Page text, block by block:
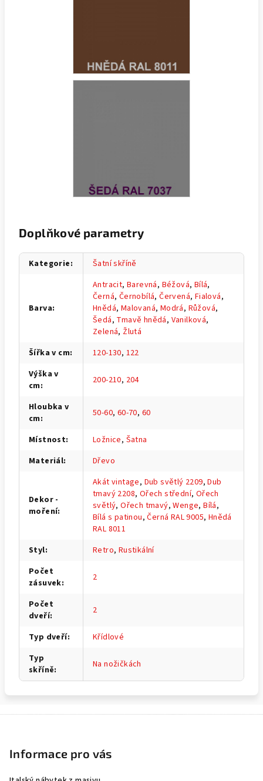
Doplňkové parametry
Kategorie: Šatní skříně
Barva:
Antracit,Barevná, Béžová, Bílá,
Černá, Černobílá,Červená, Fialová,
Hnědá, Malovaná, Modrá, Růžová,
Šedá, Tmavě hnědá, Vanilková,
Zelená, Žlutá
Šířka v cm: 120-130, 122
Výška v
cm: 200-210, 204
Hloubka v
cm: 50-60, 60-70, 60
Místnost: Ložnice, Šatna
Materiál: Dřevo
Dekor -
moření:
Akát vintage, Dub světlý 2209,Dub
tmavý 2208, Ořech střední, Ořech
světlý,Ořech tmavý,Wenge,Bílá,
Bílá s patinou,Černá RAL 9005, Hnědá
RAL 8011
Styl: Retro, Rustikální
Počet
zásuvek: 2
Počet
dveří: 2
Typ dveří:
Křídlové
Typ
skříně: Na nožičkách
Informace pro vás